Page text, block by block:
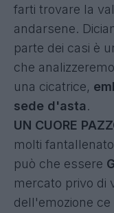
farti trovare la
andarsene.
parte dei casi è
che
una cicatrice,
sede d'asta.
UN CUORE
molti
può che essere
mercato privo di
dell'emozione